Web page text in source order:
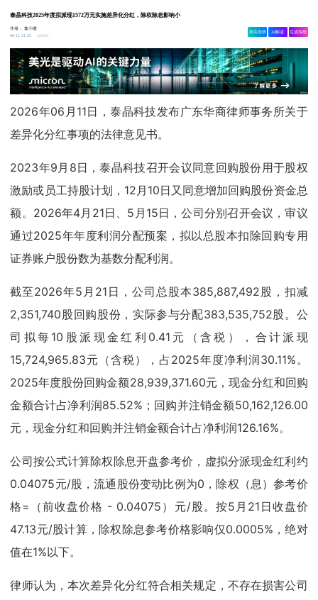
泰晶科技2025年度拟派现1572万元实施差异化分红，除权除息影响小
作者：集小微
06-11 21:32
5601
相关舆情 AI解读 生成海报
2026年06月11日，泰晶科技发布广东华商律师事务所关于
差异化分红事项的法律意见书。
2023年9月8日，泰晶科技召开会议同意回购股份用于股权
激励或员工持股计划，12月10日又同意增加回购股份资金总
额。2026年4月21日、5月15日，公司分别召开会议，审议
通过2025年年度利润分配预案，拟以总股本扣除回购专用
证券账户股份数为基数分配利润。
截至2026年5月21日，公司总股本385,887,492股，扣减
2,351,740股回购股份，实际参与分配383,535,752股。公
司拟每10股派现金红利0.41元（含税），合计派现
15,724,965.83元（含税），占2025年度净利润30.11%。
2025年度股份回购金额28,939,371.60元，现金分红和回购
金额合计占净利润85.52%；回购并注销金额50,162,126.00
元，现金分红和回购并注销金额合计占净利润126.16%。
公司按公式计算除权除息开盘参考价，虚拟分派现金红利约
0.04075元/股，流通股份变动比例为0，除权（息）参考价
格=（前收盘价格 - 0.04075）元/股。按5月21日收盘价
47.13元/股计算，除权除息参考价格影响仅0.0005%，绝对
值在1%以下。
律师认为，本次差异化分红符合相关规定，不存在损害公司